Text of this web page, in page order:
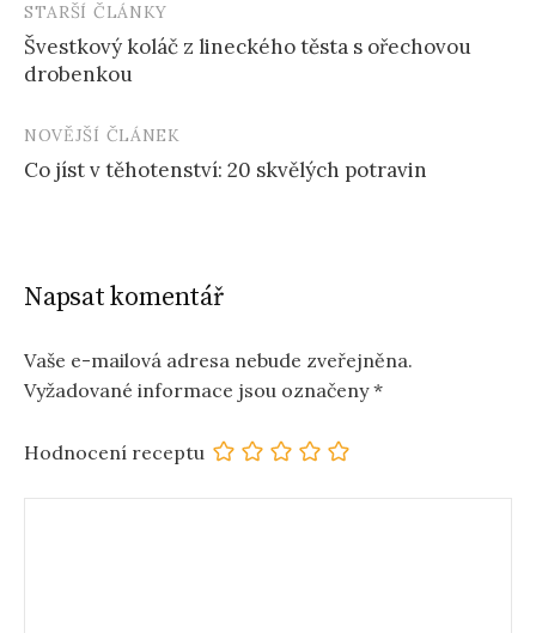
Post
navigation
STARŠÍ ČLÁNKY
Švestkový koláč z lineckého těsta s ořechovou
drobenkou
NOVĚJŠÍ ČLÁNEK
Co jíst v těhotenství: 20 skvělých potravin
Napsat komentář
Vaše e-mailová adresa nebude zveřejněna.
Vyžadované informace jsou označeny*
Hodnocení receptu